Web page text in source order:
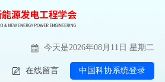
今天是2026年08月11日 星期二
在线留言 中国科协系统登录